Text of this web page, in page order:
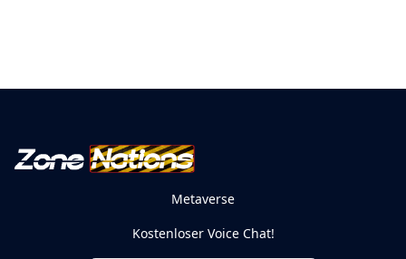
Metaverse
Kostenloser Voice Chat!